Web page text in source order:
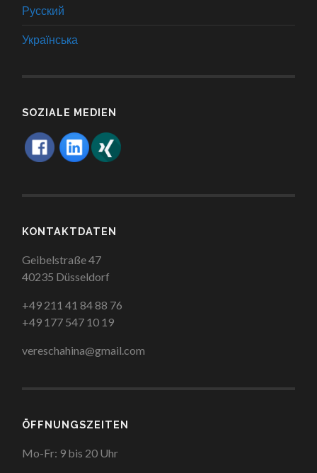
Русский
Українська
SOZIALE MEDIEN
KONTAKTDATEN
Geibelstraße 47
40235 Düsseldorf
+49 211 41 84 88 76
+49 177 547 10 19
vereschahina@gmail.com
ÖFFNUNGSZEITEN
Mo-Fr: 9 bis 20 Uhr